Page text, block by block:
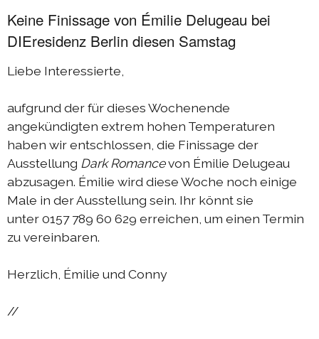
Keine Finissage von Émilie Delugeau bei
DIEresidenz Berlin diesen Samstag
Liebe Interessierte,
aufgrund der für dieses Wochenende
angekündigten extrem hohen Temperaturen
haben wir entschlossen, die Finissage der
Ausstellung Dark Romancevon Émilie Delugeau
abzusagen. Émilie wird diese Woche noch einige
Male in der Ausstellung sein. Ihr könnt sie
unter 0157 789 60 629 erreichen, um einen Termin
zu vereinbaren.
Herzlich, Émilie und Conny
//